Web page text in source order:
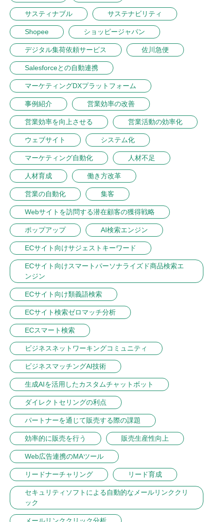
サスティナブル サステナビリティ
Shopee ショッピージャパン
デジタル集荷依頼サービス 佐川急便
Salesforceとの自動連携
マーケティングDXプラットフォーム
事例紹介 営業効率の改善
営業効率を向上させる 営業活動の効率化
ウェブサイト システム化
マーケティング自動化 人材不足
人材育成 働き方改革
営業の自動化 集客
Webサイトを訪問する潜在顧客の獲得戦略
ポップアップ AI検索エンジン
ECサイト向けサジェストキーワード
ECサイト向けスマートパーソナライズド商品検索エ
ンジン
ECサイト向け類義語検索
ECサイト検索ゼロマッチ分析
ECスマート検索
ビジネスネットワーキングコミュニティ
ビジネスマッチングAI技術
生成AIを活用したカスタムチャットボット
ダイレクトセリングの利点
パートナーを通じて販売する際の課題
効率的に販売を行う 販売生産性向上
Web広告連携のMAツール
リードナーチャリング リード育成
セキュリティソフトによる自動的なメールリンククリ
ック